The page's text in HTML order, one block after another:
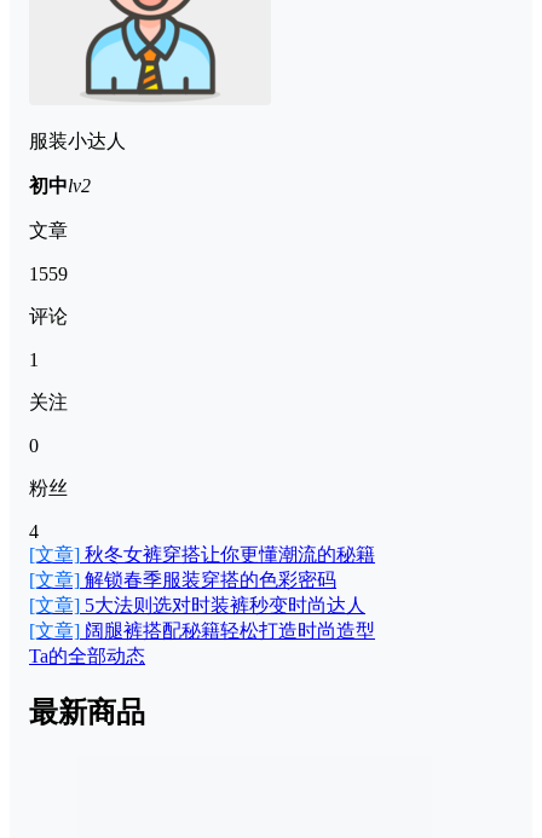
服装小达人
初中lv2
文章
1559
评论
1
关注
0
粉丝
4
[文章] 秋冬女裤穿搭让你更懂潮流的秘籍
[文章] 解锁春季服装穿搭的色彩密码
[文章] 5大法则选对时装裤秒变时尚达人
[文章] 阔腿裤搭配秘籍轻松打造时尚造型
Ta的全部动态
最新商品